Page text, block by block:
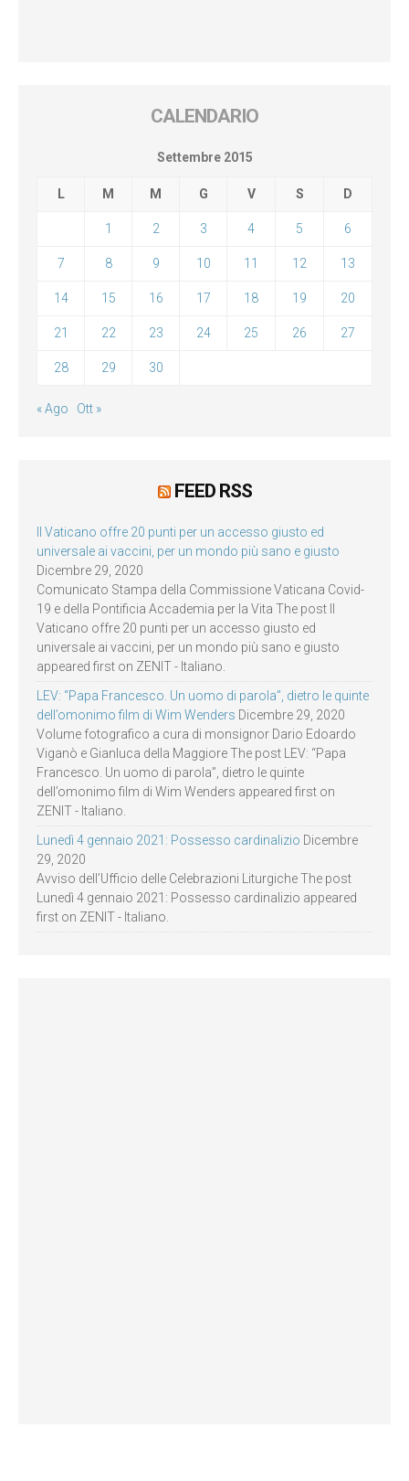
CALENDARIO
Settembre 2015
L M M G V S D
1 2 3 4 5 6
7 8 9 10 11 12 13
14 15 16 17 18 19 20
21 22 23 24 25 26 27
28 29 30
« Ago Ott »
FEED RSS
Il Vaticano offre 20 punti per un accesso giusto ed
universale ai vaccini, per un mondo più sano e giusto
Dicembre 29, 2020
Comunicato Stampa della Commissione Vaticana Covid-
19 e della Pontificia Accademia per la Vita The post Il
Vaticano offre 20 punti per un accesso giusto ed
universale ai vaccini, per un mondo più sano e giusto
appeared first on ZENIT - Italiano.
LEV: “Papa Francesco. Un uomo di parola”, dietro le quinte
dell’omonimo film di Wim Wenders Dicembre 29, 2020
Volume fotografico a cura di monsignor Dario Edoardo
Viganò e Gianluca della Maggiore The post LEV: “Papa
Francesco. Un uomo di parola”, dietro le quinte
dell’omonimo film di Wim Wenders appeared first on
ZENIT - Italiano.
Lunedì 4 gennaio 2021: Possesso cardinalizio Dicembre
29, 2020
Avviso dell’Ufficio delle Celebrazioni Liturgiche The post
Lunedì 4 gennaio 2021: Possesso cardinalizio appeared
first on ZENIT - Italiano.